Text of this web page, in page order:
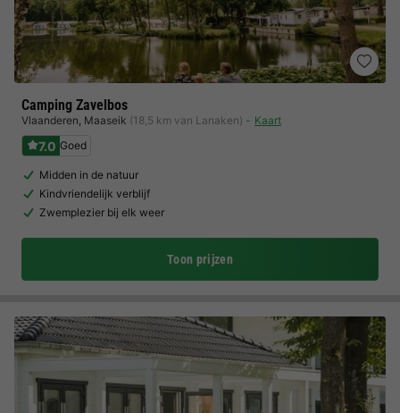
Camping Zavelbos
Vlaanderen, Maaseik (18,5 km van Lanaken) Kaart
7.0 Goed
Midden in de natuur
Kindvriendelijk verblijf
Zwemplezier bij elk weer
Toon prijzen